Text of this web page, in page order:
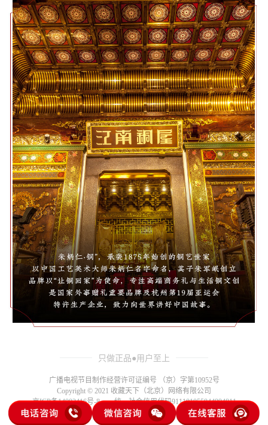
只做正品●用户至上
广播电视节目制作经营许可证编号 （京）字第10952号
Copyright © 2021 收藏天下（北京）网络有限公司
京ICP备14002416号-8统一社会信用代码911101055844994811
登录 注册 风险提示